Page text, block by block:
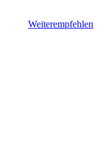
Weiterempfehlen